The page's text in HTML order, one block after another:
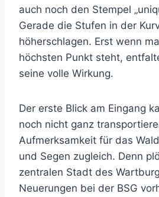
auch noch den Stempel
Gerade die Stufen in der
höherschlagen. Erst wenn
höchsten Punkt steht,
seine volle Wirkung.
Der erste Blick am Eingang
noch nicht ganz
Aufmerksamkeit für das
und Segen zugleich. Denn
zentralen Stadt des
Neuerungen bei der BSG